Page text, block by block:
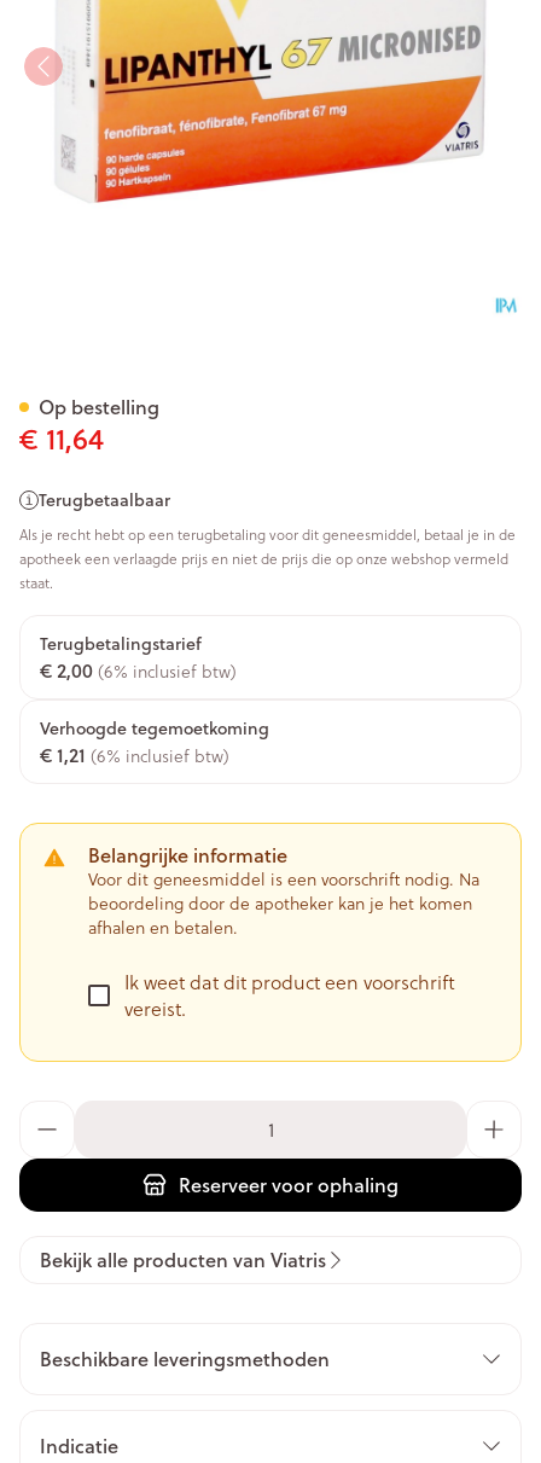
€ 11,64
Terugbetaalbaar
Als je recht hebt op een terugbetaling voor dit geneesmiddel, betaal je in de
apotheek een verlaagde prijs en niet de prijs die op onze webshop vermeld
staat.
Terugbetalingstarief
€ 2,00 (6% inclusief btw)
Verhoogde tegemoetkoming
€ 1,21 (6% inclusief btw)
Belangrijke informatie
Voor dit geneesmiddel is een voorschrift nodig. Na
beoordeling door de apotheker kan je het komen
afhalen en betalen.
Ik weet dat dit product een voorschrift
vereist.
Reserveervoor ophaling
Op bestelling
Bekijk alle producten van Viatris
Beschikbare leveringsmethoden
Indicatie